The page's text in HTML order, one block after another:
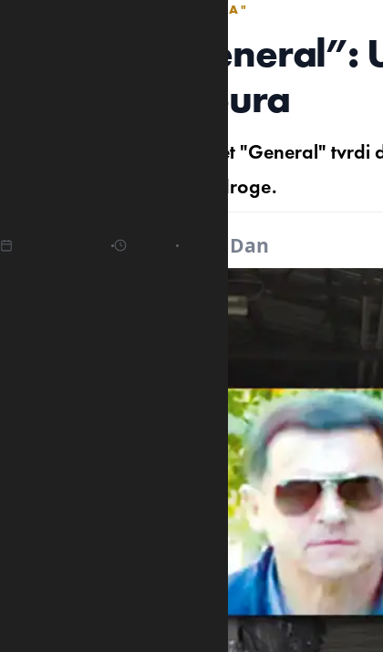
DOGOVARALI PREKO "SKAJA"
Predmet
pet miliona eura
SDT u optužnici za predmet "General"
"skaja" dogovarali šverc droge.
Dan